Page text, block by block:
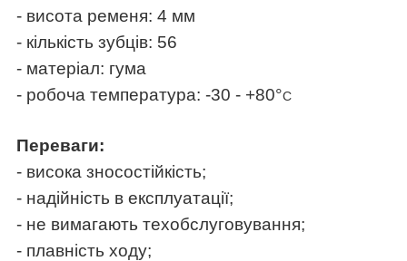
- висота ременя: 4 мм
- кількість зубців: 56
- матеріал: гума
- робоча температура: -30 - +80°C
Переваги:
- висока зносостійкість;
- надійність в експлуатації;
- не вимагають техобслуговування;
- плавність ходу;